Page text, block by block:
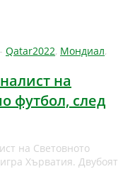
- Qatar2022, Мондиал,
на
футбол, след
на Световното
Хърватия. Двубоят